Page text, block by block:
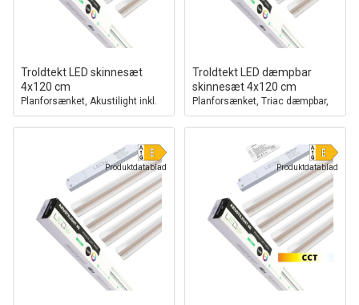
Troldtekt LED skinnesæt
4x120 cm
Planforsænket, Akustilight inkl.
ledninger og driver
Troldtekt LED dæmpbar
skinnesæt 4x120 cm
Planforsænket, Triac dæmpbar,
Akustilight inkl. ledninger og
driver
Produktdatablad Produktdatablad